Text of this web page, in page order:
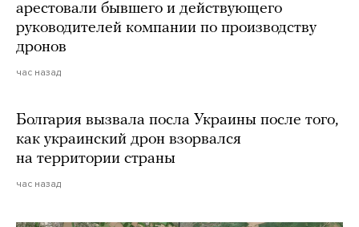
арестовали бывшего и действующего
руководителей компании по производству
дронов
час назад
Болгария вызвала посла Украины после того,
как украинский дрон взорвался
на территории страны
час назад